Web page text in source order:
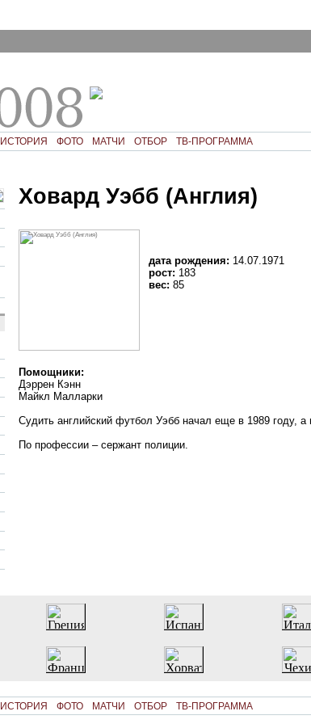
ИСТОРИЯ ФОТО МАТЧИ ОТБОР ТВ-ПРОГРАММА
Ховард Уэбб (Англия)
дата рождения: 14.07.1971
рост: 183
вес: 85
Помощники:
Дэррен Кэнн
Майкл Малларки
Судить английский футбол Уэбб начал еще в 1989 году, а
По профессии – сержант полиции.
ИСТОРИЯ ФОТО МАТЧИ ОТБОР ТВ-ПРОГРАММА